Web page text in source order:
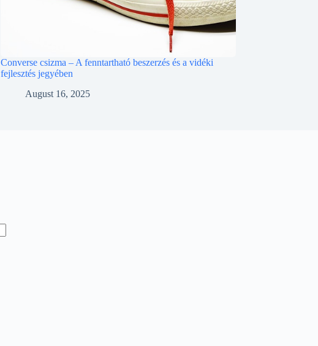
Converse csizma – A fenntartható beszerzés és a vidéki
fejlesztés jegyében
August 16, 2025